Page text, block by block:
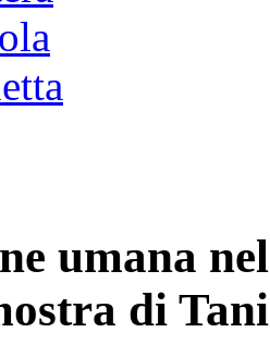
umana
di